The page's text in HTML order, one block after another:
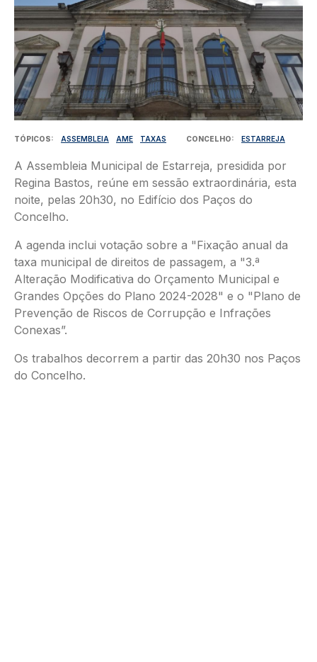
TÓPICOS ASSEMBLEIA AME TAXAS CONCELHO ESTARREJA
A Assembleia Municipal de Estarreja, presidida por
Regina Bastos, reúne em sessão extraordinária, esta
noite, pelas 20h30, no Edifício dos Paços do
Concelho.
A agenda inclui votação sobre a "Fixação anual da
taxa municipal de direitos de passagem, a "3.ª
Alteração Modificativa do Orçamento Municipal e
Grandes Opções do Plano 2024-2028" e o "Plano de
Prevenção de Riscos de Corrupção e Infrações
Conexas”.
Os trabalhos decorrem a partir das 20h30 nos Paços
do Concelho.